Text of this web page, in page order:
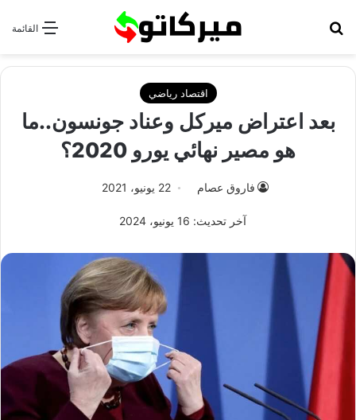
القائمة
اقتصاد رياضي
بعد اعتراض ميركل وعناد جونسون..ما
هو مصير نهائي يورو 2020؟
فاروق عصام 22 يونيو، 2021
آخر تحديث: 16 يونيو، 2024